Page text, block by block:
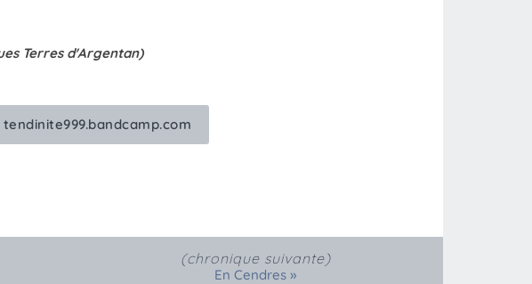
Terres d'Argentan)
tendinite999.bandcamp.com
(chronique suivante)
En Cendres »